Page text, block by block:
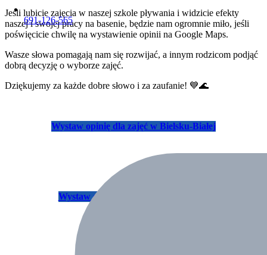
691-126-565
Jeśli lubicie zajęcia w naszej szkole pływania i widzicie efekty
naszej i swojej pracy na basenie, będzie nam ogromnie miło, jeśli
poświęcicie chwilę na wystawienie opinii na Google Maps.
Wasze słowa pomagają nam się rozwijać, a innym rodzicom podjąć
dobrą decyzję o wyborze zajęć.
Dziękujemy za każde dobre słowo i za zaufanie! 💙🌊
Wystaw opinię dla zajęć w Bielsku-Białej
Wystaw opinię dla zajęć w Skoczowie